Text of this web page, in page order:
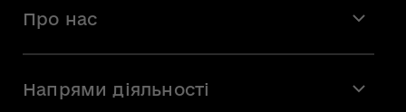
Про нас
Команда
Напрями діяльності